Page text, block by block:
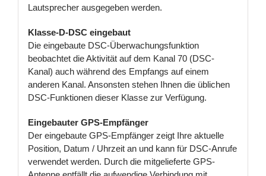
Lautsprecher ausgegeben werden.
Klasse-D-DSC eingebaut
Die eingebaute DSC-Überwachungsfunktion
beobachtet die Aktivität auf dem Kanal 70 (DSC-
Kanal) auch während des Empfangs auf einem
anderen Kanal. Ansonsten stehen Ihnen die üblichen
DSC-Funktionen dieser Klasse zur Verfügung.
Eingebauter GPS-Empfänger
Der eingebaute GPS-Empfänger zeigt Ihre aktuelle
Position, Datum / Uhrzeit an und kann für DSC-Anrufe
verwendet werden. Durch die mitgelieferte GPS-